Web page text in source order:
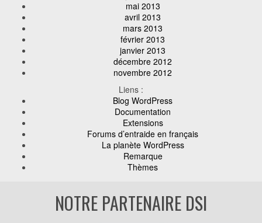
mai 2013
avril 2013
mars 2013
février 2013
janvier 2013
décembre 2012
novembre 2012
Liens :
Blog WordPress
Documentation
Extensions
Forums d’entraide en français
La planète WordPress
Remarque
Thèmes
NOTRE PARTENAIRE DSI